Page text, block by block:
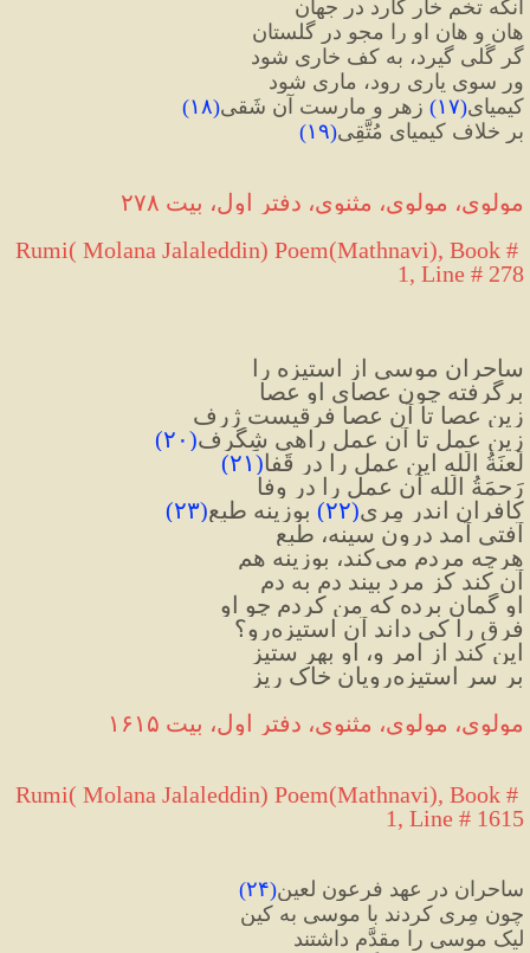
آنکه تخم خار کارد در جهان
هان و هان او را مجو در گلستان
گر گُلی گیرد، به کف خاری شود
ور سوی یاری رود، ماری شود
کیمیای(۱۷) زهر و مارست آن شَقی(۱۸)
بر خلاف کیمیای مُتَّقِی(۱۹)
مولوی، مولوی، مثنوی، دفتر اول، بیت ۲۷۸
Rumi( Molana Jalaleddin) Poem(Mathnavi), Book #
1, Line # 278
ساحران موسی از استیزه را
برگرفته چون عصای او عصا
زین عصا تا آن عصا فرقیست ژرف
زین عمل تا آن عمل راهی شِگَرف(۲۰)
لَعنَةُ الَله این عمل را در قَفا(۲۱)
رَحمَةُ الَله آن عمل را در وفا
کافران اندر مِری(۲۲) بوزینه طبع(۲۳)
آفتی آمد درون سینه، طبع
هرچه مردم میکند، بوزینه هم
آن کند کز مرد بیند دم به دم
او گمان برده که من کردم چو او
فرق را کی داند آن استیزهرو؟
این کند از امر و، او بهر ستیز
بر سر استیزهرویان خاک ریز
مولوی، مولوی، مثنوی، دفتر اول، بیت ۱۶۱۵
Rumi( Molana Jalaleddin) Poem(Mathnavi), Book #
1, Line # 1 615
ساحران در عهد فرعون لعین(۲۴)
چون مِری کردند با موسی به کین
لیک موسی را مقدَّم داشتند